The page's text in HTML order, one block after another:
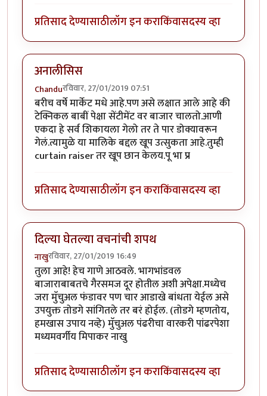
प्रतिसाद देण्यासाठीलॉग इन कराकिंवासदस्य व्हा
अनालीसिस
Chanduरविवार, 27/01/2019 07:51
बरीच वर्षे मार्केट मधे आहे.पण असे लक्षात आले आहे की
टेक्निकल बाबीं पेक्षा सेंटीमेंट वर बाजार चालतो.आणी
एकदा हे सर्व शिकायला गेलो तर ते पार डोक्यावरून
गेलं.त्यामुळे या मालिके बद्दल खूप उत्सुकता आहे.तुम्ही
curtain raiser तर खूप छान केलय.पू भा प्र
प्रतिसाद देण्यासाठीलॉग इन कराकिंवासदस्य व्हा
दिल्या घेतल्या वचनांची शपथ
नाखुरविवार, 27/01/2019 16:49
तुला आहे! हेच गाणे आठवले. भागभांडवल
बाजाराबाबतचे गैरसमज दूर होतील अशी अपेक्षा.मध्येच
जरा मुॅचुअल फंडावर पण चार आडाखे बांधता येईल असे
उपयुक्त तोडगे सांगितले तर बरं होईल. (तोडगे म्हणतोय,
हमखास उपाय नव्हे) मुॅचुअल पंढरीचा वारकरी पांढरपेशा
मध्यमवर्गीय मिपाकर नाखु
प्रतिसाद देण्यासाठीलॉग इन कराकिंवासदस्य व्हा